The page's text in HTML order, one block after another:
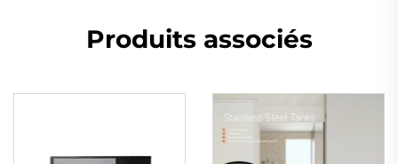
Produits associés